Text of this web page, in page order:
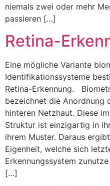
niemals zwei oder mehr
passieren […]
Retina-
Eine mögliche Variante
Identifikationssysteme
Retina-Erkennung.
bezeichnet die Anordnung
hinteren Netzhaut. Diese
Struktur ist einzigartig in
ihrem Muster. Daraus
Eigenheit, welche sich
Erkennungssystem
[…]